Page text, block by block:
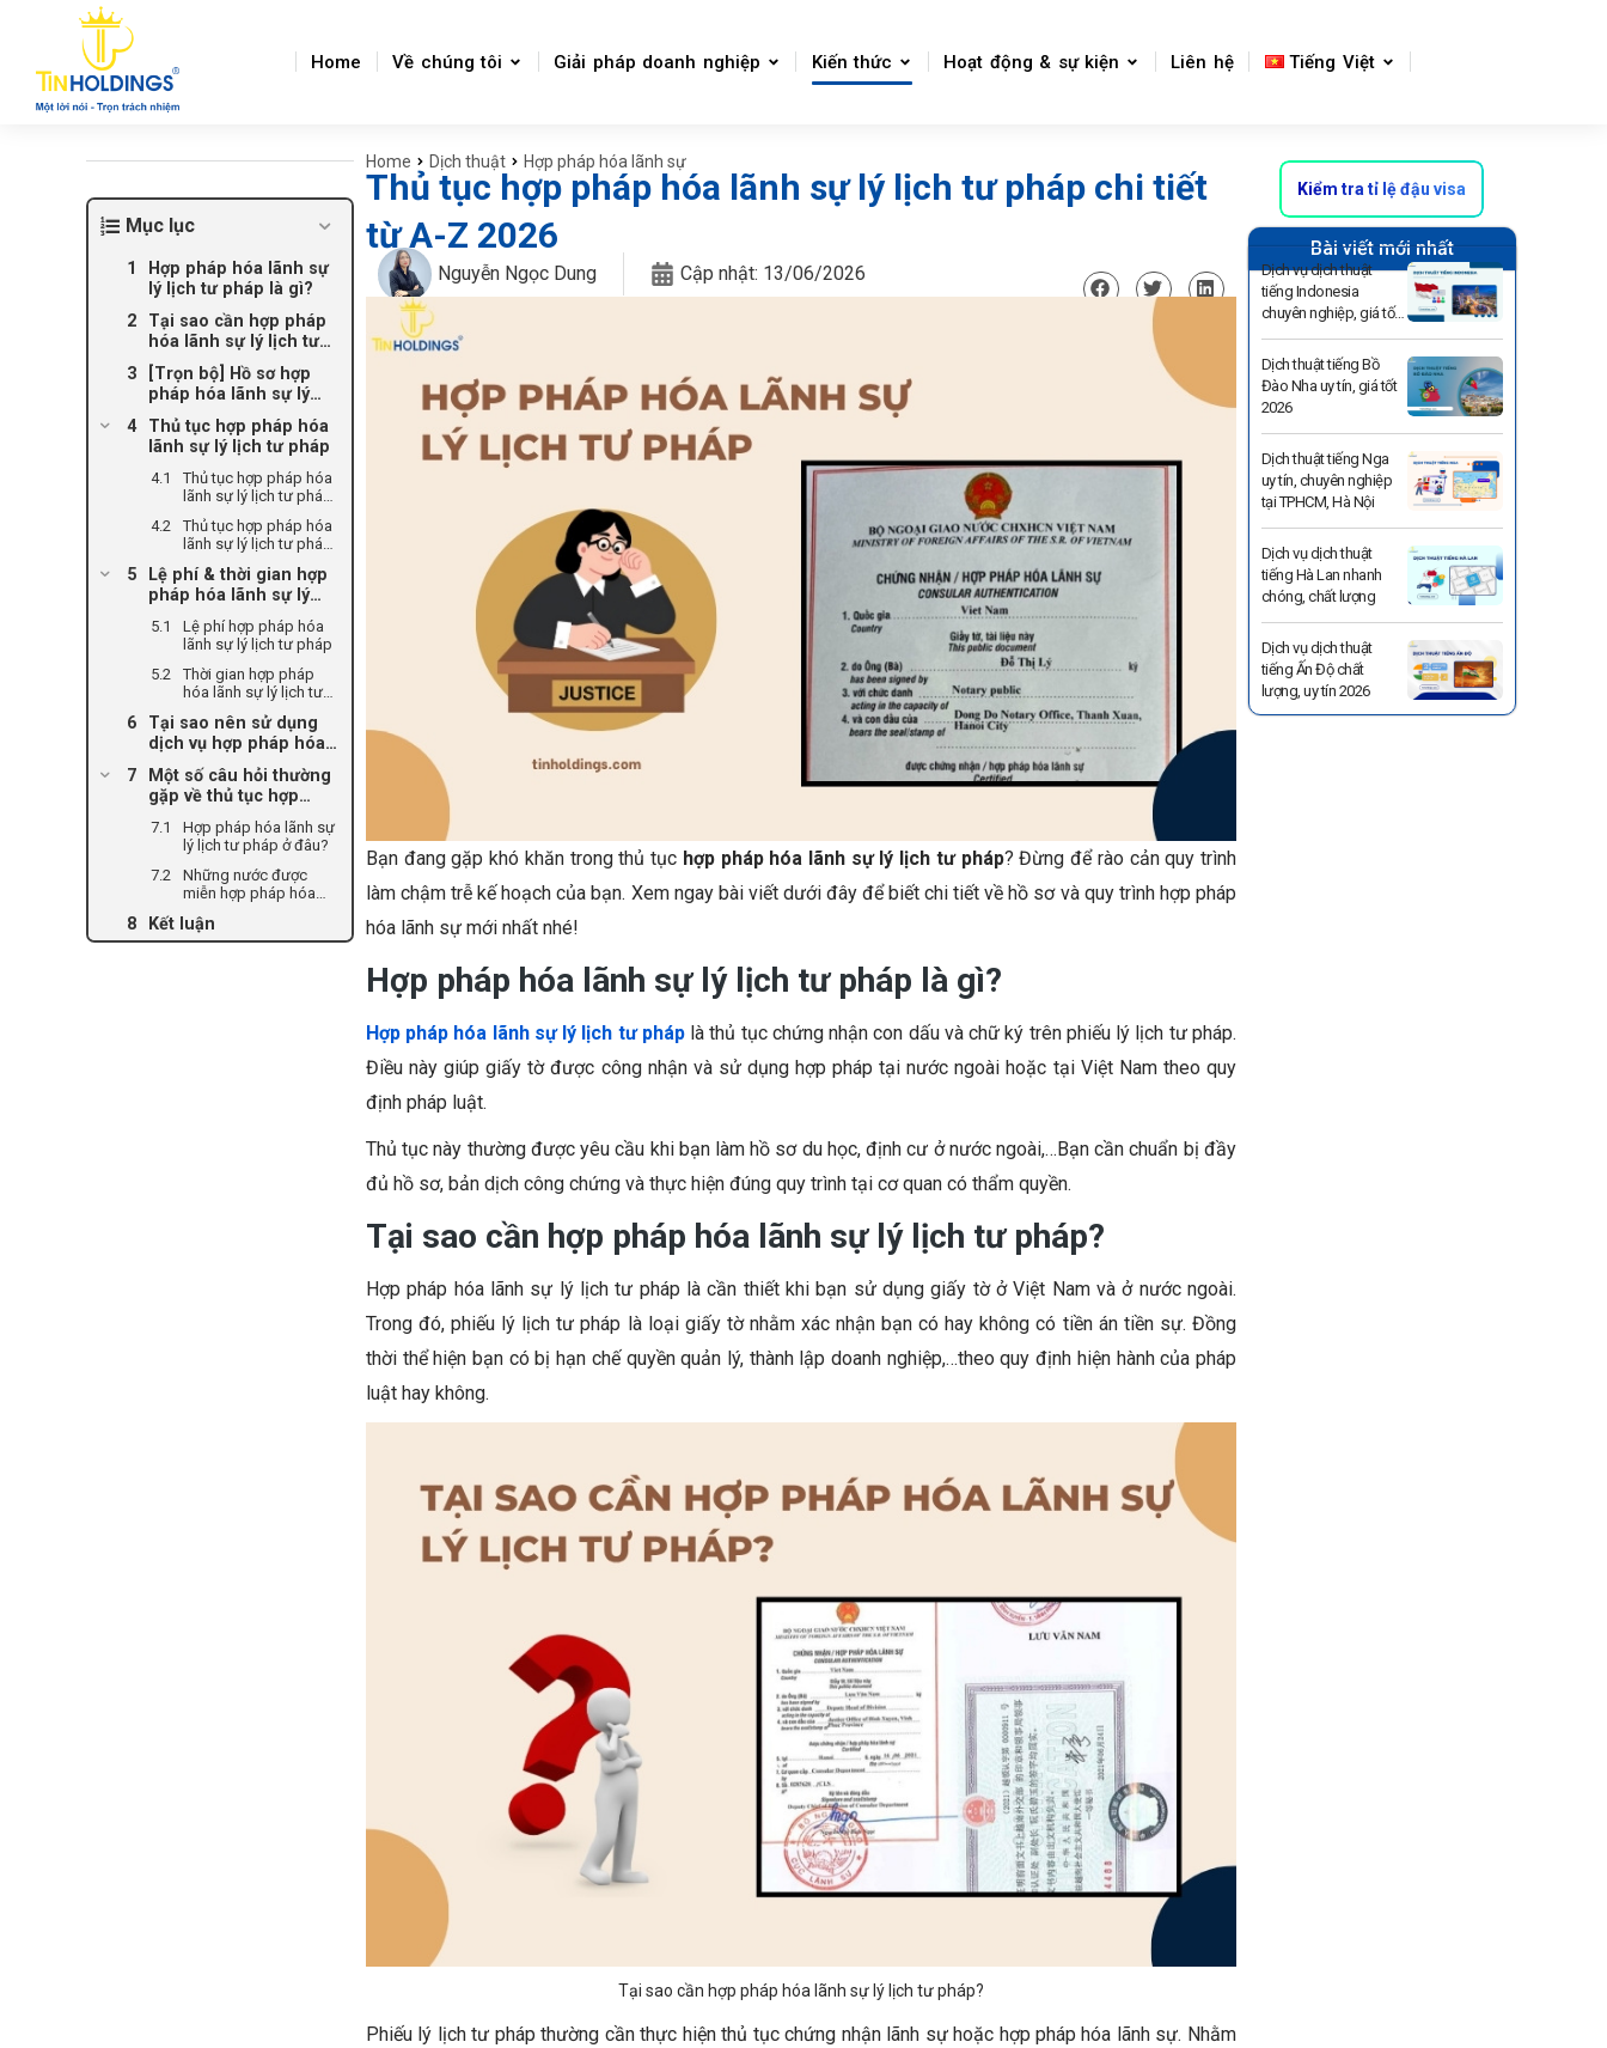
Home Về chúng tôi Giải pháp doanh nghiệp Kiến thức Hoạt động & sự kiện Liên hệ Tiếng Việt
Mục lục
Hợp pháp hóa lãnh sự
lý lịch tư pháp là gì?
Tại sao cần hợp pháp
hóa lãnh sự lý lịch tư
pháp?
[Trọn bộ] Hồ sơ hợp
pháp hóa lãnh sự lý
lịch tư pháp
Thủ tục hợp pháp hóa
lãnh sự lý lịch tư pháp
Thủ tục hợp pháp hóa
lãnh sự lý lịch tư pháp
Nam sử dụng tại nước
ngoài
Thủ tục hợp pháp hóa
lãnh sự lý lịch tư pháp
ngoài sử dụng tại Việt
Nam
Lệ phí & thời gian hợp
pháp hóa lãnh sự lý
Lệ phí hợp pháp hóa
lãnh sự lý lịch tư pháp
Thời gian hợp pháp
hóa lãnh sự lý lịch tư
Tại sao nên sử dụng
dịch vụ hợp pháp hóa
lý lịch tư pháp tại TIN
Holdings?
Một số câu hỏi thường
gặp về thủ tục hợp
lịch tư pháp
Hợp pháp hóa lãnh sự
lý lịch tư pháp ở đâu?
Những nước được
miễn hợp pháp hóa
pháp?
Kết luận
You are here:
Home Dịch thuật Hợp pháp hóa lãnh sự
Thủ tục hợp pháp hóa lãnh sự lý lịch tư pháp chi tiết
từ A-Z 2026
Nguyễn Ngọc Dung Cập nhật: 13/06/2026
Bạn đang gặp khó khăn trong thủ tục hợp pháp hóa lãnh sự lý lịch tư pháp? Đừng để rào cản quy trình
làm chậm trễ kế hoạch của bạn. Xem ngay bài viết dưới đây để biết chi tiết về hồ sơ và quy trình hợp pháp
hóa lãnh sự mới nhất nhé!
Hợp pháp hóa lãnh sự lý lịch tư pháp là gì?
Hợp pháp hóa lãnh sự lý lịch tư pháplà thủ tục chứng nhận con dấu và chữ ký trên phiếu lý lịch tư pháp.
Điều này giúp giấy tờ được công nhận và sử dụng hợp pháp tại nước ngoài hoặc tại Việt Nam theo quy
định pháp luật.
Thủ tục này thường được yêu cầu khi bạn làm hồ sơ du học, định cư ở nước ngoài,…Bạn cần chuẩn bị đầy
đủ hồ sơ, bản dịch công chứng và thực hiện đúng quy trình tại cơ quan có thẩm quyền.
Tại sao cần hợp pháp hóa lãnh sự lý lịch tư pháp?
Hợp pháp hóa lãnh sự lý lịch tư pháp là cần thiết khi bạn sử dụng giấy tờ ở Việt Nam và ở nước ngoài.
Trong đó, phiếu lý lịch tư pháp là loại giấy tờ nhằm xác nhận bạn có hay không có tiền án tiền sự. Đồng
thời thể hiện bạn có bị hạn chế quyền quản lý, thành lập doanh nghiệp,…theo quy định hiện hành của pháp
luật hay không.
Tại sao cần hợp pháp hóa lãnh sự lý lịch tư pháp?
Phiếu lý lịch tư pháp thường cần thực hiện thủ tục chứng nhận lãnh sự hoặc hợp pháp hóa lãnh sự. Nhằm
Kiểm tra tỉ lệ đậu visa
Bài viết mới nhất
Dịch vụ dịch thuật
tiếng Indonesia
chuyên nghiệp, giá tốt
Dịch thuật tiếng Bồ
Đào Nha uy tín, giá tốt
2026
Dịch thuật tiếng Nga
uy tín, chuyên nghiệp
tại TPHCM, Hà Nội
Dịch vụ dịch thuật
tiếng Hà Lan nhanh
chóng, chất lượng
Dịch vụ dịch thuật
tiếng Ấn Độ chất
lượng, uy tín 2026